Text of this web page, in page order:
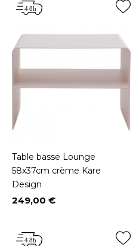
Table basse Lounge
58x37cm crème Kare
Design
Prix
249,00 €